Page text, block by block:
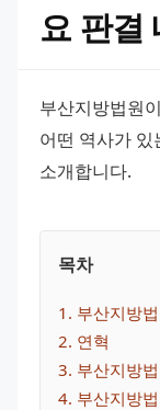
요 판결
부산지방법원
어떤 역사가
소개합니다.
목차
1 . 부산지방
2. 연혁
3. 부산지방
4. 부산지방